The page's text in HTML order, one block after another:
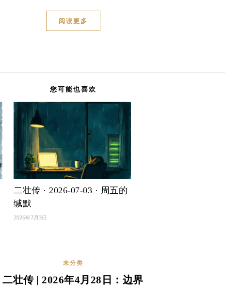
阅读更多
您可能也喜欢
二壮传 · 2026-07-03 · 周五的
缄默
2026年7月3日
未分类
二壮传 | 2026年4月28日：边界